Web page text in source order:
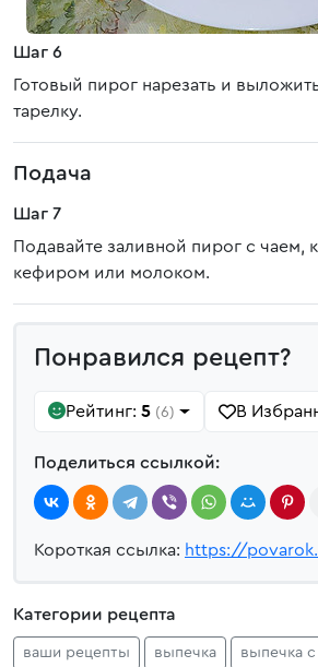
Шаг 6
Готовый пирог нарезать и
тарелку.
Подача
Шаг 7
Подавайте заливной пирог с чаем,
кефиром или молоком.
Понравился рецепт?
Рейтинг: 5 (6) В
Поделиться ссылкой:
Короткая ссылка: https://
Категории рецепта
ваши рецепты выпечка выпечка